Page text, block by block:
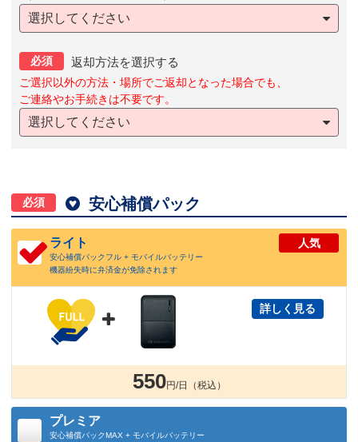
選択してください
必須 返却方法を選択する
ご選択以外の方法・場所でご返却となった場合でも、
ご連絡やお手続きは不要です。
選択してください
必須  安心補償パック
ライト
安心補償パックフル + モバイルバッテリー
機器紛失時に弁済金が免除されます
人気

詳しく見る
550円/日（税込）
プレミア
安心補償パックMAX + モバイルバッテリー